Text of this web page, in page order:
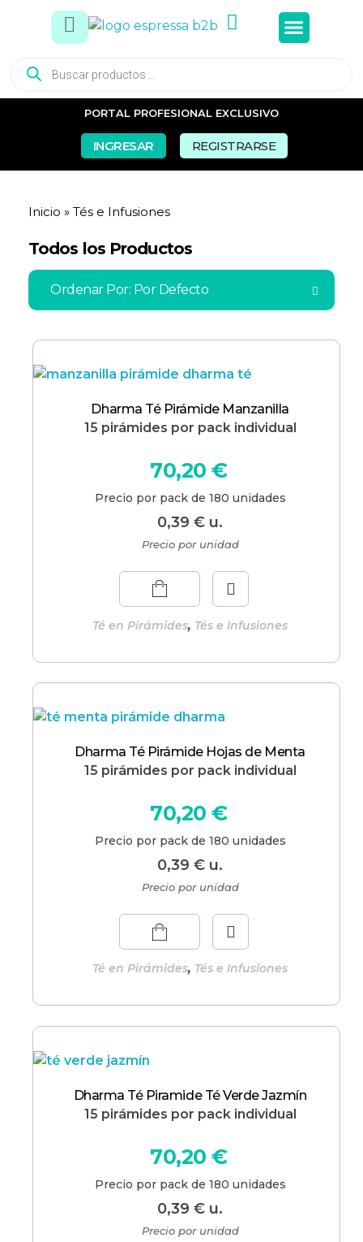
PORTAL PROFESIONAL EXCLUSIVO
INGRESAR REGISTRARSE
Inicio » Tés e Infusiones
Todos los Productos
Ordenar Por: Por Defecto
Dharma Té Pirámide Manzanilla
15 pirámides por pack individual
0,39€ u.
70,20€
Precio por pack de 180 unidades
Té en Pirámides, Tés e Infusiones
Precio por unidad
Dharma Té Pirámide Hojas de Menta
15 pirámides por pack individual
0,39€ u.
70,20€
Precio por pack de 180 unidades
Té en Pirámides, Tés e Infusiones
Precio por unidad
Dharma Té Piramide Té Verde Jazmín
15 pirámides por pack individual
0,39€ u.
70,20€
Precio por pack de 180 unidades
Precio por unidad